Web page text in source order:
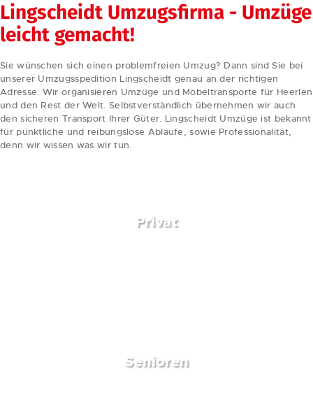
Lingscheidt Umzugsfirma - Umzüge
leicht gemacht!
Sie wünschen sich einen problemfreien Umzug? Dann sind Sie bei
unserer Umzugsspedition Lingscheidt genau an der richtigen
Adresse. Wir organisieren Umzüge und Möbeltransporte für Heerlen
und den Rest der Welt. Selbstverständlich übernehmen wir auch
den sicheren Transport Ihrer Güter. Lingscheidt Umzüge ist bekannt
für pünktliche und reibungslose Abläufe, sowie Professionalität,
denn wir wissen was wir tun.
Privat
weiterlesen
Senioren
weiterlesen